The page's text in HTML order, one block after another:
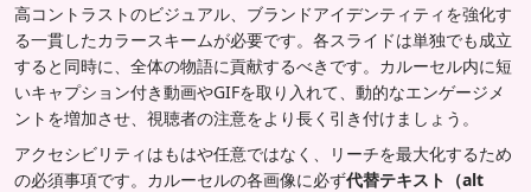
高コントラストのビジュアル、ブランドアイデンティティを強化す
る一貫したカラースキームが必要です。各スライドは単独でも成立
すると同時に、全体の物語に貢献するべきです。カルーセル内に短
いキャプション付き動画やGIFを取り入れて、動的なエンゲージメ
ントを増加させ、視聴者の注意をより長く引き付けましょう。
アクセシビリティはもはや任意ではなく、リーチを最大化するため
の必須事項です。カルーセルの各画像に必ず代替テキスト（alt